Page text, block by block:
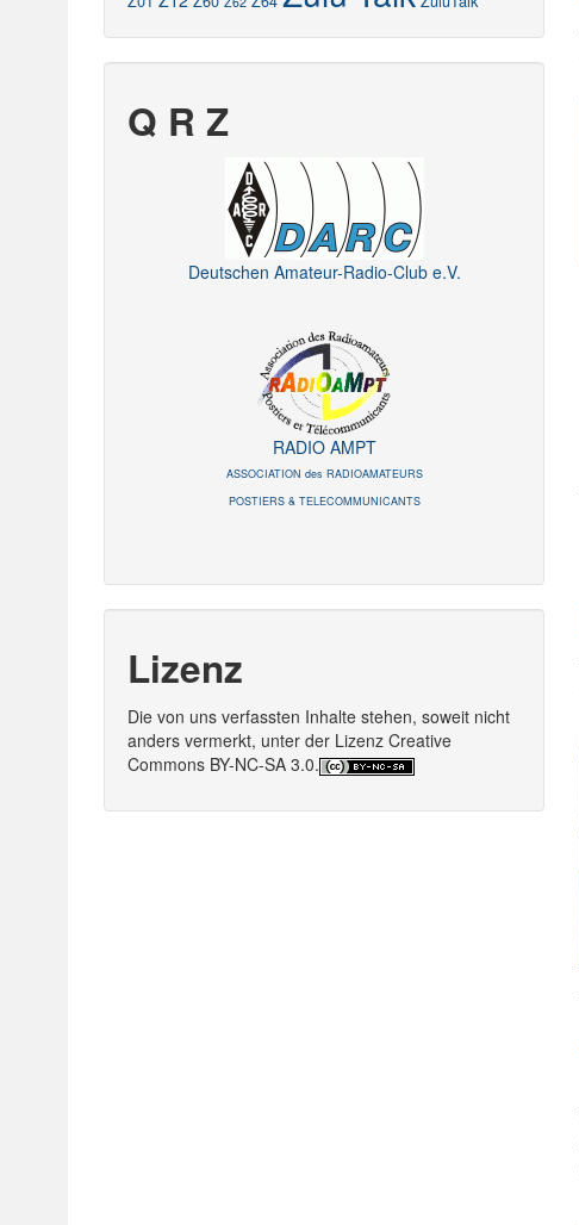
Q R Z
Deutschen Amateur-Radio-Club e.V.
RADIO AMPT
ASSOCIATION des RADIOAMATEURS
POSTIERS & TELECOMMUNICANTS
Lizenz
Die von uns verfassten Inhalte stehen, soweit nicht
anders vermerkt, unter der Lizenz Creative
Commons BY-NC-SA 3.0.